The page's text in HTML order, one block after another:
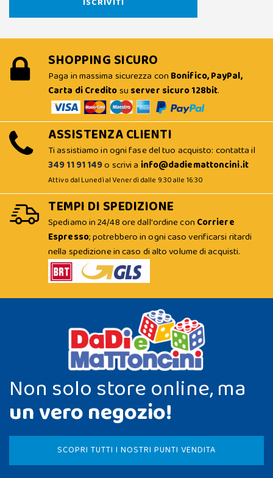
SHOPPING SICURO
Paga in massima sicurezza con Bonifico, PayPal,
Carta di Creditosu server sicuro 128bit.
ASSISTENZA CLIENTI
Ti assistiamo in ogni fase del tuo acquisto: contatta il
349 11 91 149o scrivi a info@dadiemattoncini.it
Attivo dal Lunedì al Venerdì dalle 9:30 alle 16:30
TEMPI DI SPEDIZIONE
Spediamo in 24/48 ore dall'ordine con Corriere
Espresso; potrebbero in ogni caso verificarsi ritardi
nella spedizione in caso di alto volume di acquisti.
Non solo store online, ma
un vero negozio!
SCOPRI TUTTI I NOSTRI PUNTI VENDITA